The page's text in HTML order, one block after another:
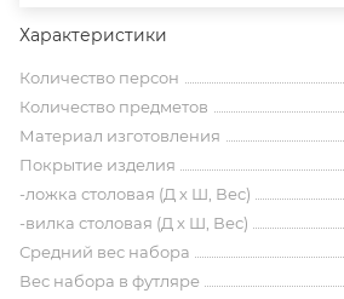
Характеристики
Количество персон
Количество предметов
Материал изготовления
Покрытие изделия
-ложка столовая (Д х Ш, Вес)
-вилка столовая (Д х Ш, Вес)
Средний вес набора
Вес набора в футляре